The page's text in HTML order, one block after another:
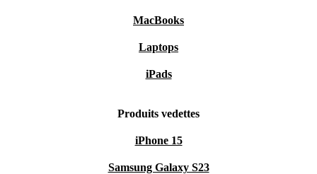
MacBooks
Laptops
iPads
Produits vedettes
iPhone 15
Samsung Galaxy S23